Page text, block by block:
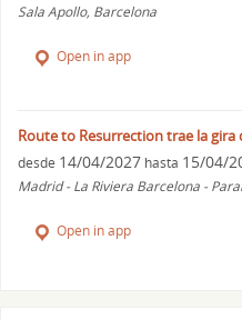
Sala Apollo, Barcelona
Open in app
Route to Resurrection trae la
desde 14/04/2027 hasta 15/04/
Madrid - La Riviera Barcelona -
Open in app